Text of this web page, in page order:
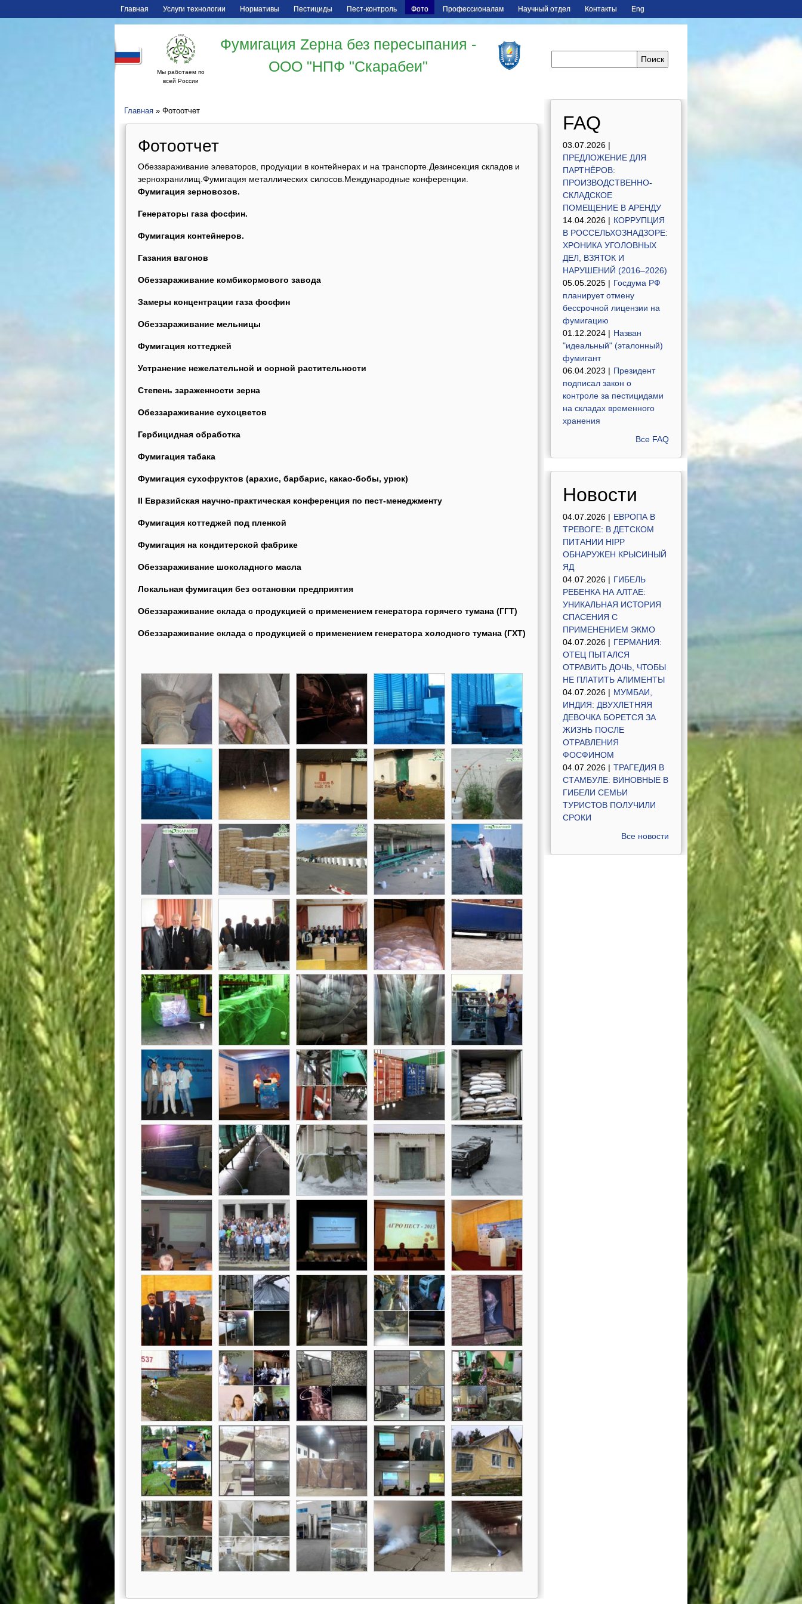
Главная Услуги технологии Нормативы Пестициды Пест-контроль Фото Профессионалам Научный отдел Контакты Eng
Мы работаем по
всей России
Фумигация Zерна без пересыпания -
ООО "НПФ "Скарабеи"
Главная » Фотоотчет
Фотоотчет
Обеззараживание элеваторов, продукции в контейнерах и на транспорте. Дезинсекция складов и
зернохранилищ. Фумигация металлических силосов. Международные конференции.
Фумигация зерновозов.
Генераторы газа фосфин.
Фумигация контейнеров.
Газания вагонов
Обеззараживание комбикормового завода
Замеры концентрации газа фосфин
Обеззараживание мельницы
Фумигация коттеджей
Устранение нежелательной и сорной растительности
Степень зараженности зерна
Обеззараживание сухоцветов
Гербицидная обработка
Фумигация табака
Фумигация сухофруктов (арахис, барбарис, какао-бобы, урюк)
II Евразийская научно-практическая конференция по пест-менеджменту
Фумигация коттеджей под пленкой
Фумигация на кондитерской фабрике
Обеззараживание шоколадного масла
Локальная фумигация без остановки предприятия
Обеззараживание склада с продукцией с применением генератора горячего тумана (ГГТ)
Обеззараживание склада с продукцией с применением генератора холодного тумана (ГХТ)
FAQ
03.07.2026 |
ПРЕДЛОЖЕНИЕ ДЛЯ
ПАРТНЁРОВ:
ПРОИЗВОДСТВЕННО-
СКЛАДСКОЕ
ПОМЕЩЕНИЕ В АРЕНДУ
14.04.2026 | КОРРУПЦИЯ
В РОССЕЛЬХОЗНАДЗОРЕ:
ХРОНИКА УГОЛОВНЫХ
ДЕЛ, ВЗЯТОК И
НАРУШЕНИЙ (2016–2026)
05.05.2025 | Госдума РФ
планирует отмену
бессрочной лицензии на
фумигацию
01.12.2024 | Назван
"идеальный" (эталонный)
фумигант
06.04.2023 | Президент
подписал закон о
контроле за пестицидами
на складах временного
хранения
Все FAQ
Новости
04.07.2026 | ЕВРОПА В
ТРЕВОГЕ: В ДЕТСКОМ
ПИТАНИИ HIPP
ОБНАРУЖЕН КРЫСИНЫЙ
ЯД
04.07.2026 | ГИБЕЛЬ
РЕБЕНКА НА АЛТАЕ:
УНИКАЛЬНАЯ ИСТОРИЯ
СПАСЕНИЯ С
ПРИМЕНЕНИЕМ ЭКМО
04.07.2026 | ГЕРМАНИЯ:
ОТЕЦ ПЫТАЛСЯ
ОТРАВИТЬ ДОЧЬ, ЧТОБЫ
НЕ ПЛАТИТЬ АЛИМЕНТЫ
04.07.2026 | МУМБАИ,
ИНДИЯ: ДВУХЛЕТНЯЯ
ДЕВОЧКА БОРЕТСЯ ЗА
ЖИЗНЬ ПОСЛЕ
ОТРАВЛЕНИЯ
ФОСФИНОМ
04.07.2026 | ТРАГЕДИЯ В
СТАМБУЛЕ: ВИНОВНЫЕ В
ГИБЕЛИ СЕМЬИ
ТУРИСТОВ ПОЛУЧИЛИ
СРОКИ
Все новости